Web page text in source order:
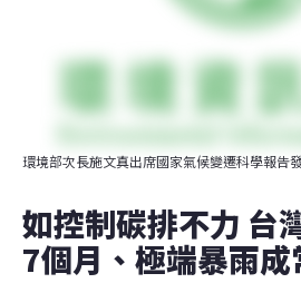
環境部次長施文真出席國家氣候變遷科學報告
如控制碳排不力 台
7個月、極端暴雨成